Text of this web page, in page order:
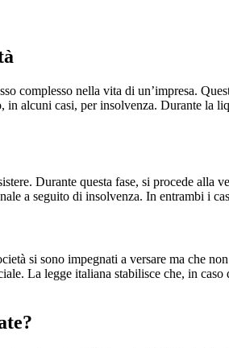
complesso nella vita di un’impresa.
alcuni casi, per insolvenza. Durante la
Durante questa fase, si procede
a seguito di insolvenza. In entrambi i
si sono impegnati a versare ma che
La legge italiana stabilisce che, in